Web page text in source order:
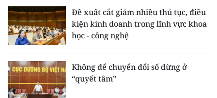
Đề xuất cắt giảm nhiều thủ tục, điều
kiện kinh doanh trong lĩnh vực khoa
học - công nghệ
Không để chuyển đổi số dừng ở
“quyết tâm”